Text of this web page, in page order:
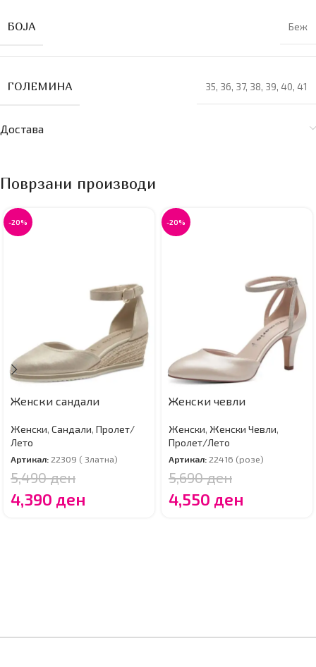
БОЈА Беж
ГОЛЕМИНА 35, 36, 37, 38, 39, 40, 41
Достава
Поврзани производи
-20%
Женски сандали
Женски, Сандали, Пролет/
Лето
Артикал:22309 ( Златна)
5,490ден
4,390 ден
-20%
Женски чевли
Женски, Женски Чевли,
Пролет/Лето
Артикал:22416 (розе)
5,690ден
4,550 ден